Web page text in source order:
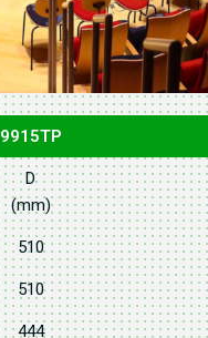
9915TP
D
(mm)
510
510
444